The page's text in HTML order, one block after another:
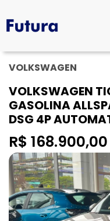
VOLKSWAGEN
VOLKSWAGEN
GASOLINA
DSG 4P
R$ 168.900,00